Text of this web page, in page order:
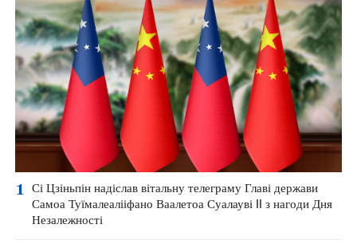
1
Сі Цзіньпін надіслав вітальну телеграму Главі держави
Самоа Туїмалеалііфано Ваалетоа Суалауві II з нагоди Дня
Незалежності